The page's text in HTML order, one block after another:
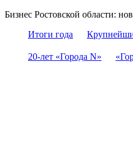
Бизнес Ростовской области:
Итоги года
20-лет «Города N»